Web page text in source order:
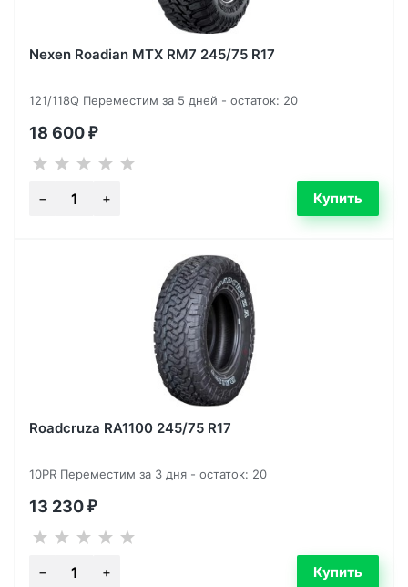
Nexen Roadian MTX RM7 245/75 R17
121/118Q Переместим за 5 дней - остаток: 20
18 600 ₽
Roadcruza RA1100 245/75 R17
10PR Переместим за 3 дня - остаток: 20
13 230 ₽